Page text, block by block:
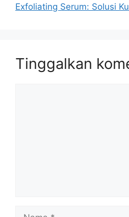
Exfoliating Serum: Solusi
Tinggalkan